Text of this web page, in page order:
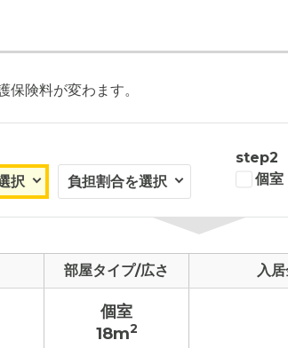
険料が変わます。
step2
個室
部屋タイプ/広さ 入
個室
18m2